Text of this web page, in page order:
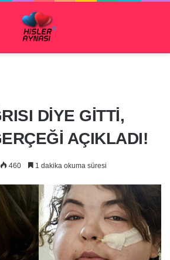
DİYE GİTTİ,
AÇIKLADI!
460 1 dakika okuma süresi